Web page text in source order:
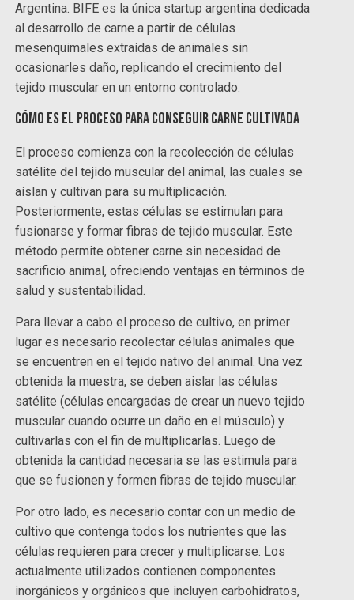
Argentina. BIFE es la única startup argentina dedicada
al desarrollo de carne a partir de células
mesenquimales extraídas de animales sin
ocasionarles daño, replicando el crecimiento del
tejido muscular en un entorno controlado.
Cómo es el proceso para conseguir carne cultivada
El proceso comienza con la recolección de células
satélite del tejido muscular del animal, las cuales se
aíslan y cultivan para su multiplicación.
Posteriormente, estas células se estimulan para
fusionarse y formar fibras de tejido muscular. Este
método permite obtener carne sin necesidad de
sacrificio animal, ofreciendo ventajas en términos de
salud y sustentabilidad.
Para llevar a cabo el proceso de cultivo, en primer
lugar es necesario recolectar células animales que
se encuentren en el tejido nativo del animal. Una vez
obtenida la muestra, se deben aislar las células
satélite (células encargadas de crear un nuevo tejido
muscular cuando ocurre un daño en el músculo) y
cultivarlas con el fin de multiplicarlas. Luego de
obtenida la cantidad necesaria se las estimula para
que se fusionen y formen fibras de tejido muscular.
Por otro lado, es necesario contar con un medio de
cultivo que contenga todos los nutrientes que las
células requieren para crecer y multiplicarse. Los
actualmente utilizados contienen componentes
inorgánicos y orgánicos que incluyen carbohidratos,